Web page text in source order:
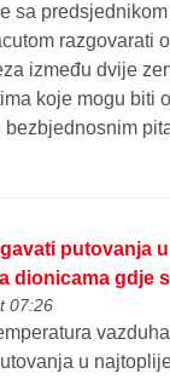
sa
razgovarati
između dvije
koje mogu biti
bezbjednosnim
putovanja
dionicama gdje
07:26
u